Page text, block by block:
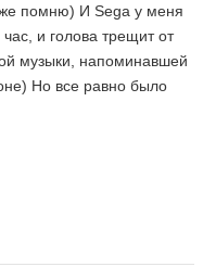
помню) И Sega у меня
и голова трещит от
музыки, напоминавшей
Но все равно было